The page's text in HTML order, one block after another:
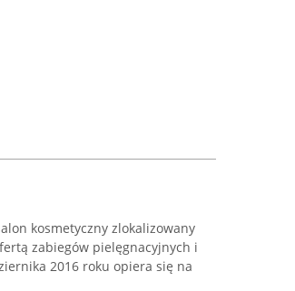
kosmetyczny zlokalizowany
zabiegów pielęgnacyjnych i
2016 roku opiera się na